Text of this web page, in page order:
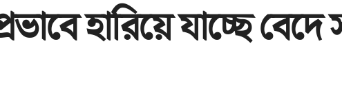
হারিয়ে যাচ্ছে